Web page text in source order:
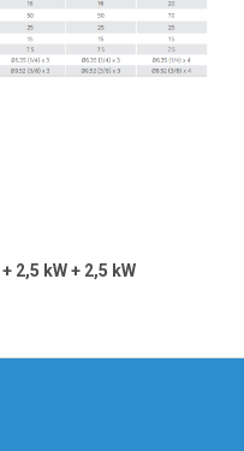
2,5 kW + 2,5 kW